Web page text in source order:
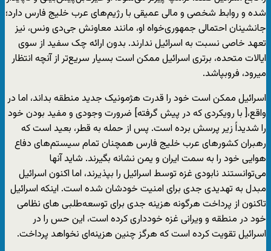
شده و روابط شخصی و مالی عمیقی با رژیم‌های عرب خلیج فارس دارد؛
جانشینان احتمالی جمهوری‌خواه او، مانند معاونش جی‌دی ونس، نیز
تعهد خاصی نسبت به اسرائیل ندارند. بدون ارائه چک سفید از سوی
ایالات متحده، برتری اسرائیل ممکن است بسیار سریع‌تر از آنچه انتظار
میرود، فروبپاشد.
اسرائیل ممکن است خود را قدرت هژمونیک جدید منطقه بداند، اما در
واقع،[ با رویکردی که در پیش گرفته] ضرورت وجودی و مفید بودن خود
را شدیداً زیر پرسش برده است. پس از حمله به قطر، بعید است که
رهبران کشورهای عرب خلیج فارس همچنان تمام سیستم‌های دفاع
هوایی خود را به سمت ایران و یمن نشانه بگیرند. شاید آنها
می‌توانستند نابودی غزه توسط اسرائیل را بپذیرند، اما اکنون اسرائیل
مبدل به تهدیدی جدی برای امنیت خودشان شده است. اینکه اسرائیل
تاکنون از پرداخت هرگونه هزینه جدی برای توسعه‌طلبی های نظامی
خود در منطقه و ویرانی غزه خودداری کرده است، این حس را در
اسرائیل تقویت کرده است که هرگز چنین هزینه‌ای نخواهد پرداخت.